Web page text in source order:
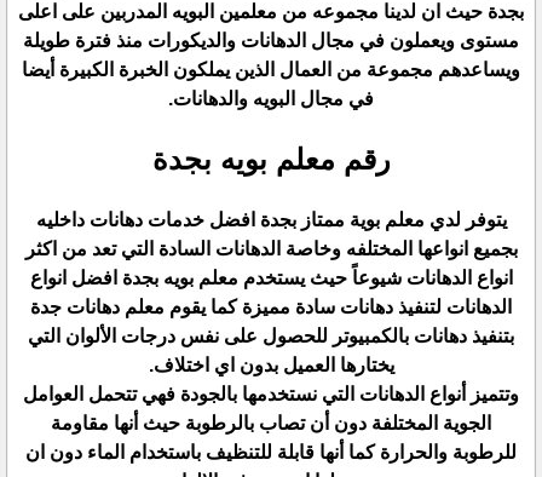
بجدة حيث ان لدينا مجموعه من معلمين البويه المدربين على اعلى
مستوى ويعملون في مجال الدهانات والديكورات منذ فترة طويلة
ويساعدهم مجموعة من العمال الذين يملكون الخبرة الكبيرة أيضا
في مجال البويه والدهانات.
رقم معلم بويه بجدة
يتوفر لدي معلم بوية ممتاز بجدة افضل خدمات دهانات داخليه
بجميع انواعها المختلفه وخاصة الدهانات السادة التي تعد من اكثر
انواع الدهانات شيوعاً حيث يستخدم معلم بويه بجدة افضل انواع
الدهانات لتنفيذ دهانات سادة مميزة كما يقوم معلم دهانات جدة
بتنفيذ دهانات بالكمبيوتر للحصول على نفس درجات الألوان التي
يختارها العميل بدون اي اختلاف.
وتتميز أنواع الدهانات التي نستخدمها بالجودة فهي تتحمل العوامل
الجوية المختلفة دون أن تصاب بالرطوبة حيث أنها مقاومة
للرطوبة والحرارة كما أنها قابلة للتنظيف باستخدام الماء دون ان